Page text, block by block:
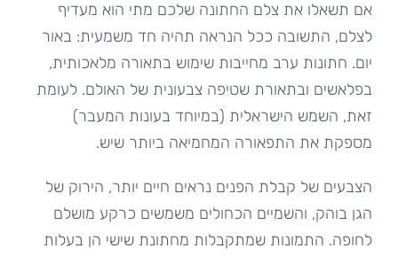
אם תשאלו את צלם החתונה שלכם מתי הוא מעדיף
לצלם, התשובה ככל הנראה תהיה חד משמעית: באור
יום. חתונות ערב מחייבות שימוש בתאורה מלאכותית,
בפלאשים ובתאורת שטיפה צבעונית של האולם. לעומת
זאת, השמש הישראלית (במיוחד בעונות המעבר)
מספקת את התפאורה המחמיאה ביותר שיש.
הצבעים של קבלת הפנים נראים חיים יותר, הירוק של
הגן בוהק, והשמיים הכחולים משמשים כרקע מושלם
לחופה. התמונות שמתקבלות מחתונת שישי הן בעלות